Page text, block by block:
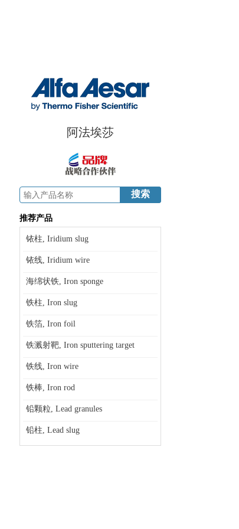
阿法埃莎
推荐产品
铱柱, Iridium slug
铱线, Iridium wire
海绵状铁, Iron sponge
铁柱, Iron slug
铁箔, Iron foil
铁溅射靶, Iron sputtering target
铁线, Iron wire
铁棒, Iron rod
铅颗粒, Lead granules
铅柱, Lead slug